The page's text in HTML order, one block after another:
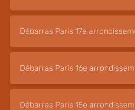
Débarras Paris 17e
Débarras Paris 16e
Débarras Paris 15e